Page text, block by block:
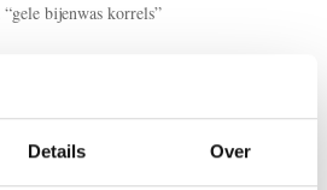
Details Over
bijenwas korrels”
korrels